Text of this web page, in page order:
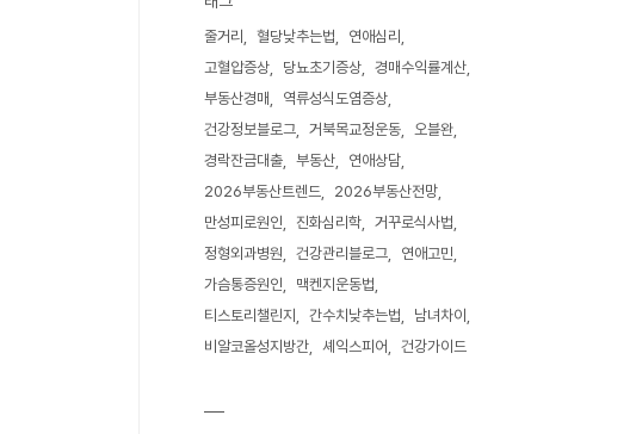
줄거리 혈당낮추는법
연애심리
고혈압증상
당뇨초기증상
경매수익률계산
부동산경매
역류성식도염증상
건강정보블로그
거북목교정운동
오블완
경락잔금대출
부동산
연애상담
2026부동산트렌드
2026부동산전망
만성피로원인
진화심리학
거꾸로식사법
정형외과병원
건강관리블로그
연애고민
가슴통증원인
맥켄지운동법
티스토리챌린지
간수치낮추는법
남녀차이
비알코올성지방간
셰익스피어 건강가이드